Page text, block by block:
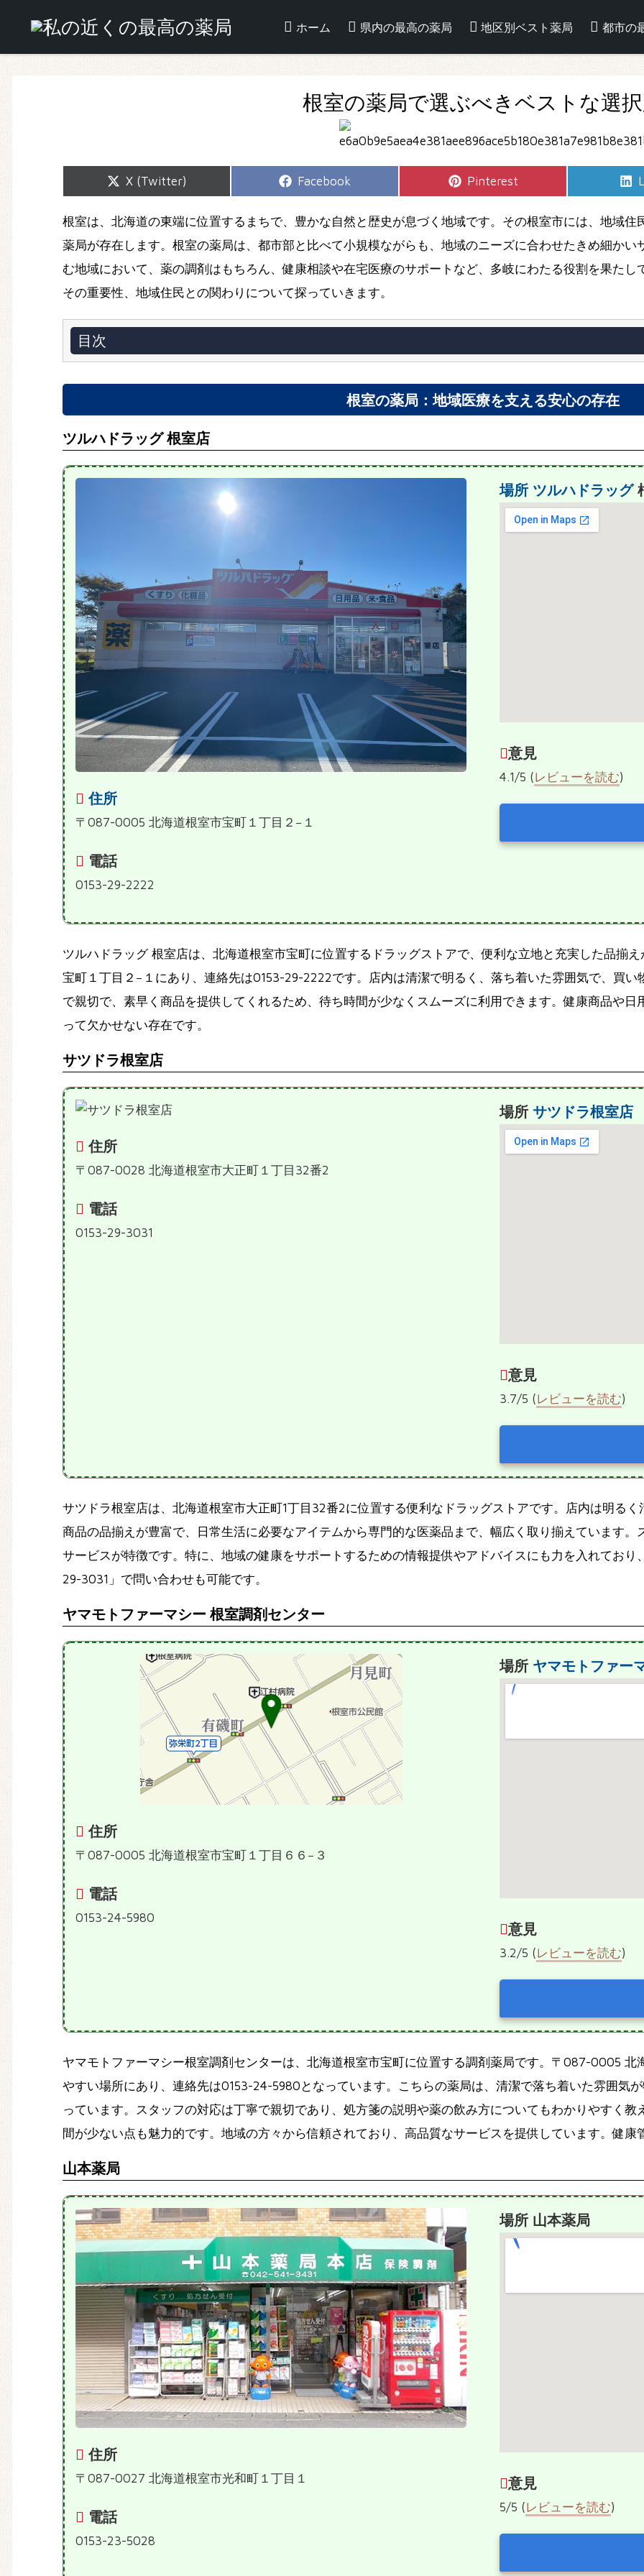
ホーム 県内の最高の薬局 地区別ベスト薬局 都市の
根室の薬局で選ぶべきベストな選
Share
X (Twitter)
Share
Facebook
Share
Pinterest
根室は、北海道の東端に位置するまちで、豊かな自然と歴史が息づく地域です。その根室市には、地域
薬局が存在します。根室の薬局は、都市部と比べて小規模ながらも、地域のニーズに合わせたきめ細か
む地域において、薬の調剤はもちろん、健康相談や在宅医療のサポートなど、多岐にわたる役割を果た
その重要性、地域住民との関わりについて探っていきます。
目次
根室の薬局：地域医療を支える安心の存在
ツルハドラッグ 根室店
住所
〒087-0005 北海道根室市宝町１丁目２−１
電話
0153-29-2222
場所 ツルハドラッグ
意見
4.1/5 (レビューを読む)
ツルハドラッグ 根室店は、北海道根室市宝町に位置するドラッグストアで、便利な立地と充実した品揃
宝町１丁目２−１にあり、連絡先は0153-29-2222です。店内は清潔で明るく、落ち着いた雰囲気で、買
で親切で、素早く商品を提供してくれるため、待ち時間が少なくスムーズに利用できます。健康商品や
って欠かせない存在です。
サツドラ根室店
住所
〒087-0028 北海道根室市大正町１丁目32番2
電話
0153-29-3031
場所 サツドラ根室店
意見
3.7/5 (レビューを読む)
サツドラ根室店は、北海道根室市大正町1丁目32番2に位置する便利なドラッグストアです。店内は明る
商品の品揃えが豊富で、日常生活に必要なアイテムから専門的な医薬品まで、幅広く取り揃えています
サービスが特徴です。特に、地域の健康をサポートするための情報提供やアドバイスにも力を入れてお
29-3031」で問い合わせも可能です。
ヤマモトファーマシー 根室調剤センター
住所
〒087-0005 北海道根室市宝町１丁目６６−３
電話
0153-24-5980
場所 ヤマモトファー
意見
3.2/5 (レビューを読む)
ヤマモトファーマシー根室調剤センターは、北海道根室市宝町に位置する調剤薬局です。〒087-0005
やすい場所にあり、連絡先は0153-24-5980となっています。こちらの薬局は、清潔で落ち着いた雰囲気
っています。スタッフの対応は丁寧で親切であり、処方箋の説明や薬の飲み方についてもわかりやすく
間が少ない点も魅力的です。地域の方々から信頼されており、高品質なサービスを提供しています。健
山本薬局
住所
〒087-0027 北海道根室市光和町１丁目１
電話
0153-23-5028
場所 山本薬局
意見
5/5 (レビューを読む)